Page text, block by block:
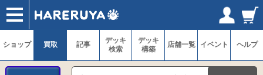
ショップ
買取
記事
デッキ検索
デッキ構築
選手一覧
店舗一覧
イベント
ヘルプ
お問い合わせ ログイン／会員登録
マイページ
ショップ 買取 記事
デッキ
検索
デッキ
構築
店舗一覧 イベント ヘルプ